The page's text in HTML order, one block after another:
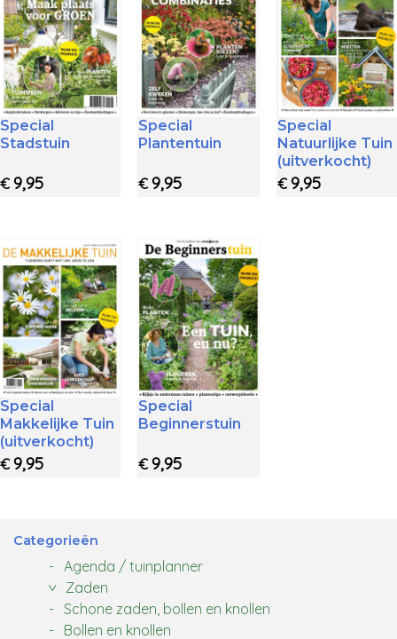
Special
Stadstuin
€ 9,95
Special
Plantentuin
€9,95
Special
Natuurlijke Tuin
(uitverkocht)
€ 9,95
Special
Makkelijke Tuin
(uitverkocht)
€ 9,95
Special
Beginnerstuin
€9,95
Categorieën
Agenda / tuinplanner
Zaden
Schone zaden, bollen en knollen
Bollen en knollen